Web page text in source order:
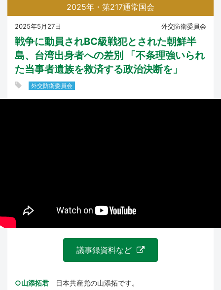
2025年・第217通常国会
2025年5月27日 外交防衛委員会
戦争に動員されBC級戦犯とされた朝鮮半
島、台湾出身者への差別 「不条理強いられ
た当事者遺族を救済する政治決断を」
外交防衛委員会
議事録資料など
○山添拓君 日本共産党の山添拓です。